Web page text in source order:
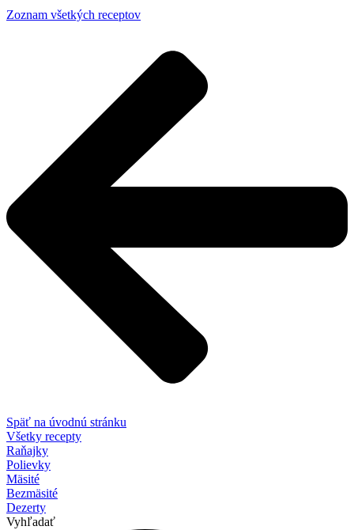
Zoznam všetkých receptov
Späť na úvodnú stránku
Všetky recepty
Raňajky
Polievky
Mäsité
Bezmäsité
Dezerty
Vyhľadať